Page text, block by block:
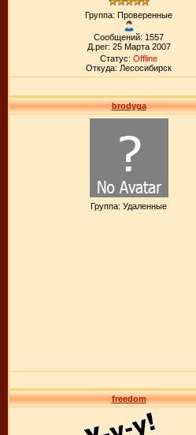
Группа: Проверенные
Сообщений: 1557
Д.рег: 25 Марта 2007
Статус: Offline
Откуда: Лесосибирск
brodyga
Группа: Удаленные
freedom